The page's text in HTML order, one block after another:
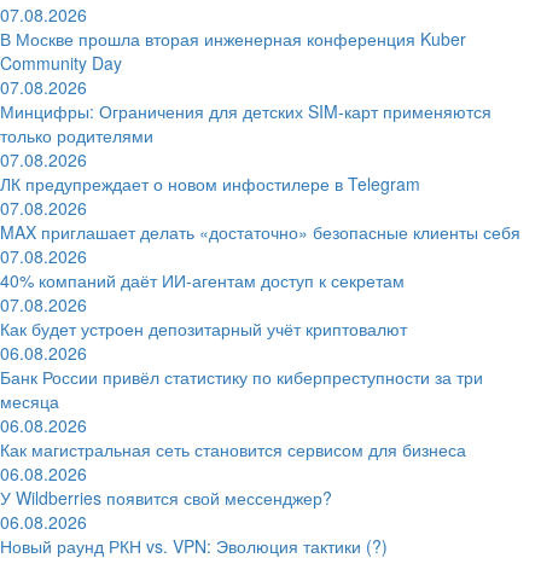
07.08.2026
В Москве прошла вторая инженерная конференция Kuber
Community Day
07.08.2026
Минцифры: Ограничения для детских SIM-карт применяются
только родителями
07.08.2026
ЛК предупреждает о новом инфостилере в Telegram
07.08.2026
MAX приглашает делать «достаточно» безопасные клиенты себя
07.08.2026
40% компаний даёт ИИ‑агентам доступ к секретам
07.08.2026
Как будет устроен депозитарный учёт криптовалют
06.08.2026
Банк России привёл статистику по киберпреступности за три
месяца
06.08.2026
Как магистральная сеть становится сервисом для бизнеса
06.08.2026
У Wildberries появится свой мессенджер?
06.08.2026
Новый раунд РКН vs. VPN: Эволюция тактики (?)